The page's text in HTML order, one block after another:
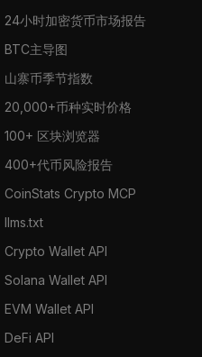
24小时加密货币市场报告
BTC主导图
山寨币季节指数
20,000+币种实时价格
100+ 区块浏览器
400+代币风险报告
CoinStats Crypto MCP
llms.txt
Crypto Wallet API
Solana Wallet API
EVM Wallet API
DeFi API